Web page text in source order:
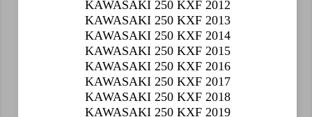
KAWASAKI 250 KXF 2012
KAWASAKI 250 KXF 2013
KAWASAKI 250 KXF 2014
KAWASAKI 250 KXF 2015
KAWASAKI 250 KXF 2016
KAWASAKI 250 KXF 2017
KAWASAKI 250 KXF 2018
KAWASAKI 250 KXF 2019